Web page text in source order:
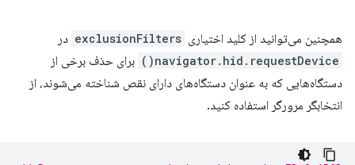
همچنین می‌توانید از کلید اختیاری exclusionFilters در
navigator.hid.requestDevice()
برای حذف برخی از
دستگاه‌هایی که به عنوان دستگاه‌های دارای نقص شناخته می‌شوند، از
انتخابگر مرورگر استفاده کنید.